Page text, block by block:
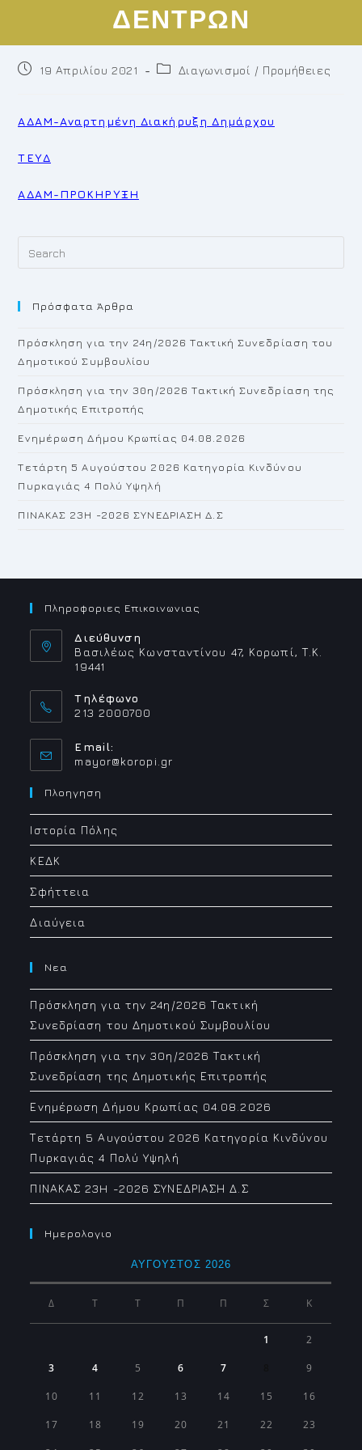
ΔΕΝΤΡΩΝ
Post19 Απριλίου 2021
PostΔιαγωνισμοί / Προμήθειες
ΑΔΑΜ-Αναρτημένη Διακήρυξη Δημάρχου
ΤΕΥΔ
ΑΔΑΜ-ΠΡΟΚΗΡΥΞΗ
Πρόσφατα Άρθρα
Πρόσκληση για την 24η/2026 Τακτική Συνεδρίαση του
Δημοτικού Συμβουλίου
Πρόσκληση για την 30η/2026 Τακτική Συνεδρίαση της
Δημοτικής Επιτροπής
Ενημέρωση Δήμου Κρωπίας 04.08.2026
Τετάρτη 5 Αυγούστου 2026 Κατηγορία Κινδύνου
Πυρκαγιάς 4 Πολύ Υψηλή
ΠΙΝΑΚΑΣ 23H -2026 ΣΥΝΕΔΡΙΑΣΗ Δ.Σ
Πληροφοριες Επικοινωνιας
Διεύθυνση
Βασιλέως Κωνσταντίνου 47, Κορωπί, Τ.Κ.
19441
Τηλέφωνο
213 2000700
Email:
mayor@koropi.grOpens
Πλοηγηση
Ιστορία Πόλης
ΚΕΔΚ
Σφήττεια
Διαύγεια
Νεα
Πρόσκληση για την 24η/2026 Τακτική
Συνεδρίαση του Δημοτικού Συμβουλίου
Πρόσκληση για την 30η/2026 Τακτική
Συνεδρίαση της Δημοτικής Επιτροπής
Ενημέρωση Δήμου Κρωπίας 04.08.2026
Τετάρτη 5 Αυγούστου 2026 Κατηγορία Κινδύνου
Πυρκαγιάς 4 Πολύ Υψηλή
ΠΙΝΑΚΑΣ 23H -2026 ΣΥΝΕΔΡΙΑΣΗ Δ.Σ
Ημερολογιο
ΑΎΓΟΥΣΤΟΣ 2026
Δ Τ Τ Π Π Σ Κ
1 2
3 4 5 6 7 9
10 11 12 13 14 15 16
17 18 19 20 21 22 23